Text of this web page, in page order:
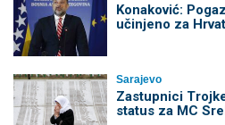
Konaković:
učinjeno za
Sarajevo
Zastupnici
status za MC